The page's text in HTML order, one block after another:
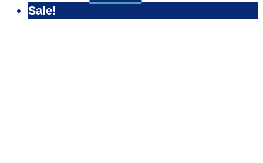
Sale!